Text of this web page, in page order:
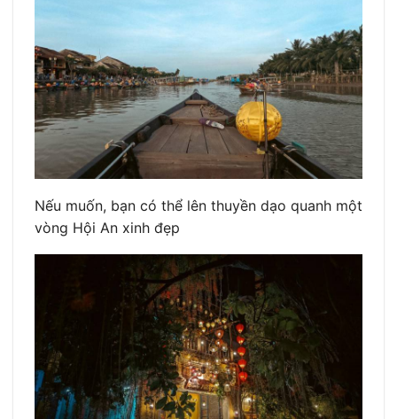
Nếu muốn, bạn có thể lên thuyền dạo quanh một
vòng Hội An xinh đẹp